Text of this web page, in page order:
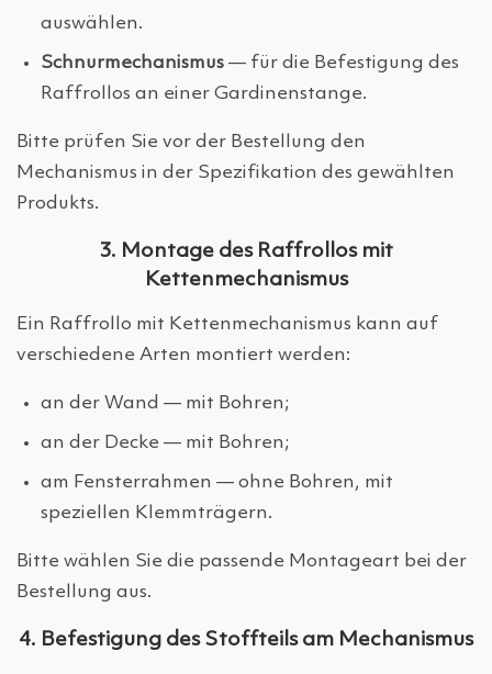
auswählen.
Schnurmechanismus — für die Befestigung des
Raffrollos an einer Gardinenstange.
Bitte prüfen Sie vor der Bestellung den
Mechanismus in der Spezifikation des gewählten
Produkts.
3. Montage des Raffrollos mit
Kettenmechanismus
Ein Raffrollo mit Kettenmechanismus kann auf
verschiedene Arten montiert werden:
an der Wand — mit Bohren;
an der Decke — mit Bohren;
am Fensterrahmen — ohne Bohren, mit
speziellen Klemmträgern.
Bitte wählen Sie die passende Montageart bei der
Bestellung aus.
4. Befestigung des Stoffteils am Mechanismus